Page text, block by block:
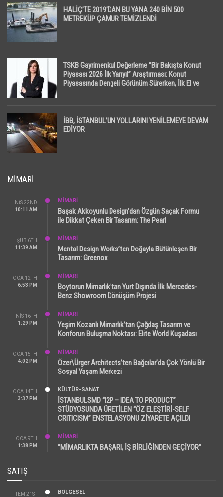
HALİÇ’TE 2019’DAN BU YANA 240 BİN 500
METREKÜP ÇAMUR TEMİZLENDİ
TSKB Gayrimenkul Değerleme “Bir Bakışta Konut
Piyasası 2026 İlk Yarıyıl” Araştırması: Konut
Piyasasında Dengeli Görünüm Sürerken, İlk El ve
İBB, İSTANBUL’UN YOLLARINI YENİLEMEYE DEVAM
EDİYOR
MIMARI
NIS 22ND
10:11 AM
MİMARİ
Başak Akkoyunlu Design’dan Özgün Saçak Formu
ile Dikkat Çeken Bir Tasarım: The Pearl
ŞUB 6TH
11:39 AM
MİMARİ
Mental Design Works’ten Doğayla Bütünleşen Bir
Tasarım: Greenox
OCA 12TH
6:53 PM
MİMARİ
Boytorun Mimarlık’tan Yurt Dışında İlk Mercedes-
Benz Showroom Dönüşüm Projesi
NIS 16TH
1:29 PM
MİMARİ
Yeşim Kozanlı Mimarlık’tan Çağdaş Tasarım ve
Konforun Buluşma Noktası: Elite World Kuşadası
OCA 15TH
4:02 PM
MİMARİ
Özer\Ürger Architects’ten Bağcılar’da Çok Yönlü Bir
Sosyal Yaşam Merkezi
OCA 14TH
3:37 PM
KÜLTÜR-SANAT
İSTANBULSMD “I2P – IDEA TO PRODUCT”
STÜDYOSUNDA ÜRETİLEN “ÖZ ELEŞTİRİ-SELF
CRITICISM” ENSTELASYONU ZİYARETE AÇILDI
OCA 9TH
1:38 PM
MİMARİ
“MİMARLIKTA BAŞARI, İŞ BİRLİĞİNDEN GEÇİYOR”
SATIŞ
TEM 21ST
BÖLGESEL